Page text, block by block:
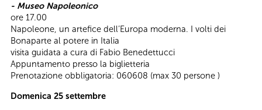
- Museo Napoleonico
ore 17.00
Napoleone, un artefice dell’Europa moderna. I volti dei
Bonaparte al potere in Italia
visita guidata a cura di Fabio Benedettucci
Appuntamento presso la biglietteria
Prenotazione obbligatoria: 060608 (max 30 persone )
Domenica 25 settembre